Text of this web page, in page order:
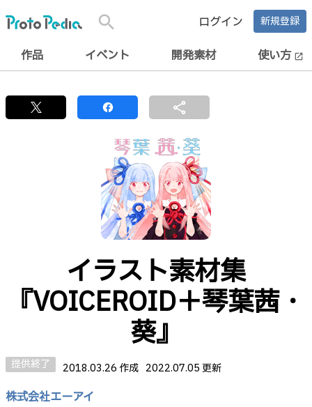
search ログイン 新規登録
作品 イベント 開発素材 使い方 open_in_new
share
イラスト素材集
『VOICEROID＋琴葉茜・
葵』
提供終了 2018.03.26 作成 2022.07.05 更新
株式会社エーアイ